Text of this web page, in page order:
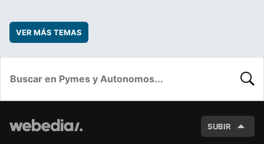
VER MÁS TEMAS
SUBIR